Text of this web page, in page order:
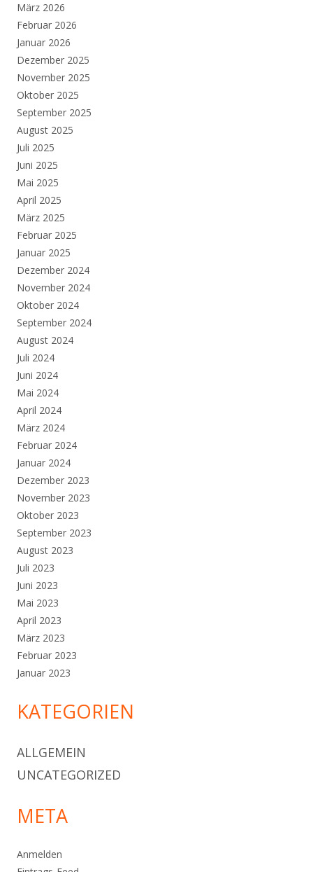
März 2026
Februar 2026
Januar 2026
Dezember 2025
November 2025
Oktober 2025
September 2025
August 2025
Juli 2025
Juni 2025
Mai 2025
April 2025
März 2025
Februar 2025
Januar 2025
Dezember 2024
November 2024
Oktober 2024
September 2024
August 2024
Juli 2024
Juni 2024
Mai 2024
April 2024
März 2024
Februar 2024
Januar 2024
Dezember 2023
November 2023
Oktober 2023
September 2023
August 2023
Juli 2023
Juni 2023
Mai 2023
April 2023
März 2023
Februar 2023
Januar 2023
KATEGORIEN
ALLGEMEIN
UNCATEGORIZED
META
Anmelden